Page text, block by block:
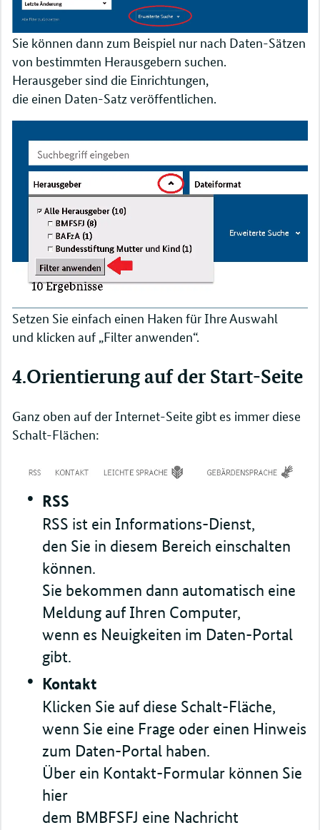
Sie können dann zum Beispiel nur nach Daten-Sätzen
von bestimmten Herausgebern suchen.
Herausgeber sind die Einrichtungen,
die einen Daten-Satz veröffentlichen.
Setzen Sie einfach einen Haken für Ihre Auswahl
und klicken auf „Filter anwenden“.
4.Orientierung auf der Start-Seite
Ganz oben auf der Internet-Seite gibt es immer diese
Schalt-Flächen:
RSS
RSS ist ein Informations-Dienst,
den Sie in diesem Bereich einschalten
können.
Sie bekommen dann automatisch eine
Meldung auf Ihren Computer,
wenn es Neuigkeiten im Daten-Portal
gibt.
Kontakt
Klicken Sie auf diese Schalt-Fläche,
wenn Sie eine Frage oder einen Hinweis
zum Daten-Portal haben.
Über ein Kontakt-Formular können Sie
hier
dem BMBFSFJ eine Nachricht